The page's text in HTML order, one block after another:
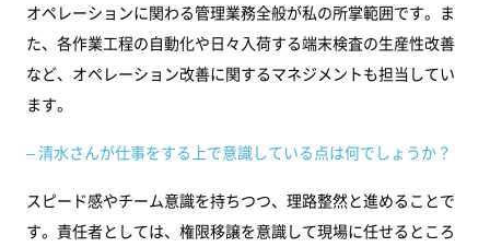
オペレーションに関わる管理業務全般が私の所掌範囲です。ま
た、各作業工程の自動化や日々入荷する端末検査の生産性改善
など、オペレーション改善に関するマネジメントも担当してい
ます。
– 清水さんが仕事をする上で意識している点は何でしょうか？
スピード感やチーム意識を持ちつつ、理路整然と進めることで
す。責任者としては、権限移譲を意識して現場に任せるところ